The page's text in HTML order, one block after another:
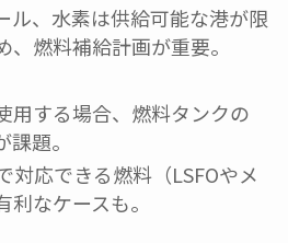
ル、水素は供給可能な港が限
、燃料補給計画が重要。
用する場合、燃料タンクの
題。
対応できる燃料（LSFOやメ
利なケースも。